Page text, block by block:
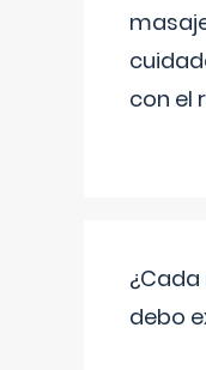
con el
debo